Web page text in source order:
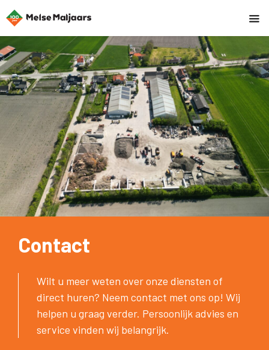
Contact
Wilt u meer weten over onze diensten of
direct huren? Neem contact met ons op! Wij
helpen u graag verder. Persoonlijk advies en
service vinden wij belangrijk.